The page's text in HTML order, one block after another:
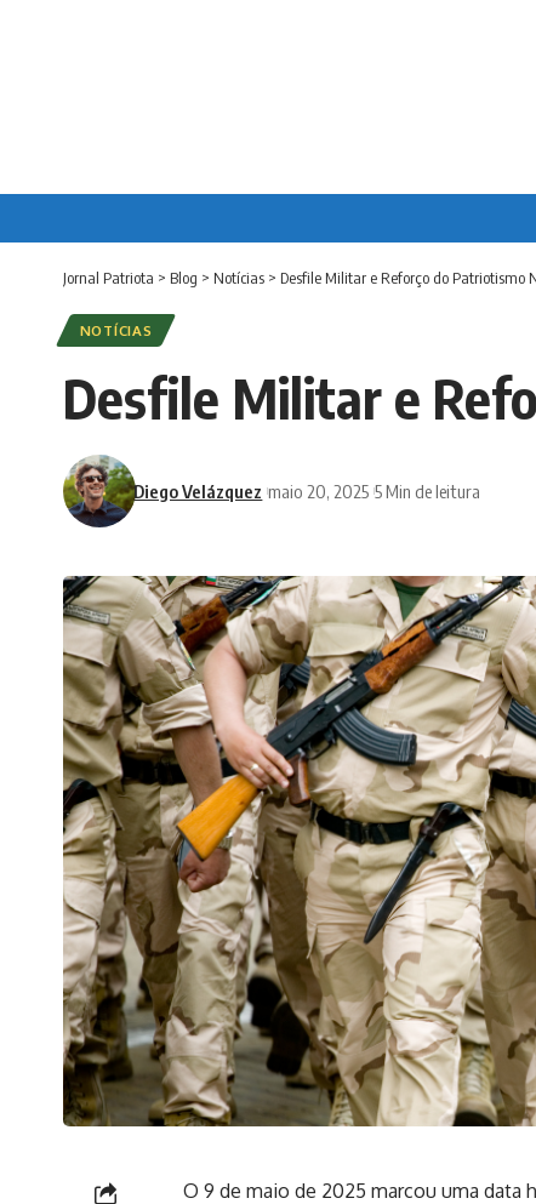
Jornal Patriota > Blog > Notícias > Desfile Militar e Reforço do Patriotismo
NOTÍCIAS
Desfile Militar e
Diego Velázquez maio 20, 2025 5 Min de leitura
O 9 de maio de 2025 marcou uma data